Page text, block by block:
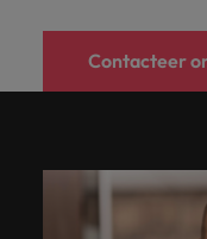
Contacteer